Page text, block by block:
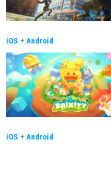
iOS + Android
iOS + Android